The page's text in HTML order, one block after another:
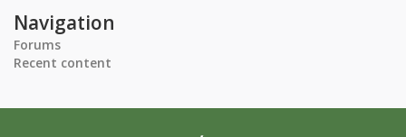
Navigation
Forums
Recent content